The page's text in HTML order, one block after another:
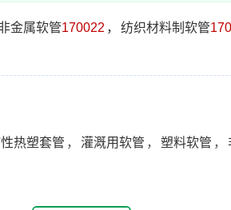
金属软管170022 ， 纺织材料制软管
热塑套管 ， 灌溉用软管 ， 塑料软管 ，